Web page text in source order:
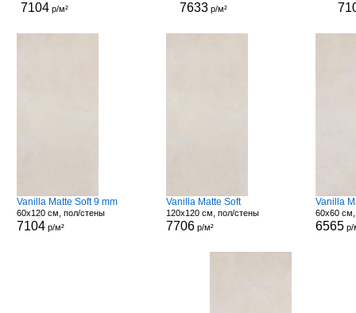
7104 р/м² 7633р/м²
Vanilla Matte Soft 9 mm
60x120 см, пол/стены
7104р/м²
Vanilla Matte Soft
120x120 см, пол/стены
7706 р/м²
Vanilla
60x60
6565 р/